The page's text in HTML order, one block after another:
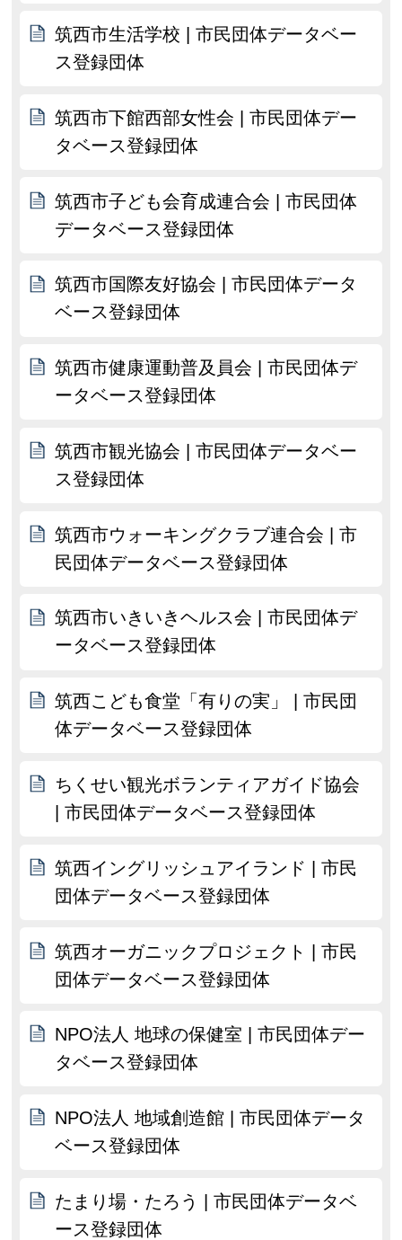
筑西市生活学校 | 市民団体データベー
ス登録団体
筑西市下館西部女性会 | 市民団体デー
タベース登録団体
筑西市子ども会育成連合会 | 市民団体
データベース登録団体
筑西市国際友好協会 | 市民団体データ
ベース登録団体
筑西市健康運動普及員会 | 市民団体デ
ータベース登録団体
筑西市観光協会 | 市民団体データベー
ス登録団体
筑西市ウォーキングクラブ連合会 | 市
民団体データベース登録団体
筑西市いきいきヘルス会 | 市民団体デ
ータベース登録団体
筑西こども食堂「有りの実」 | 市民団
体データベース登録団体
ちくせい観光ボランティアガイド協会
| 市民団体データベース登録団体
筑西イングリッシュアイランド | 市民
団体データベース登録団体
筑西オーガニックプロジェクト | 市民
団体データベース登録団体
NPO法人 地球の保健室 | 市民団体デー
タベース登録団体
NPO法人 地域創造館 | 市民団体データ
ベース登録団体
たまり場・たろう | 市民団体データベ
ース登録団体